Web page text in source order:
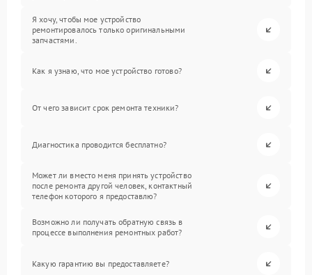
Я хочу, чтобы мое устройство
ремонтировалось только оригинальными
запчастями.
Как я узнаю, что мое устройство готово?
От чего зависит срок ремонта техники?
Диагностика проводится бесплатно?
Может ли вместо меня принять устройство
после ремонта другой человек, контактный
телефон которого я предоставлю?
Возможно ли получать обратную связь в
процессе выполнения ремонтных работ?
Какую гарантию вы предоставляете?